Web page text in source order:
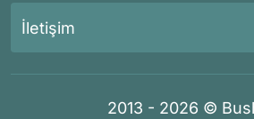
İletişim
2013 - 2026 ©